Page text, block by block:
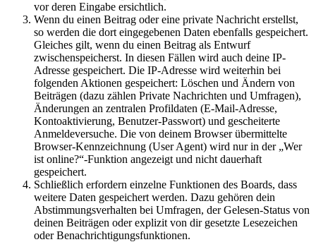
vor deren Eingabe ersichtlich.
Wenn du einen Beitrag oder eine private Nachricht erstellst,
so werden die dort eingegebenen Daten ebenfalls gespeichert.
Gleiches gilt, wenn du einen Beitrag als Entwurf
zwischenspeicherst. In diesen Fällen wird auch deine IP-
Adresse gespeichert. Die IP-Adresse wird weiterhin bei
folgenden Aktionen gespeichert: Löschen und Ändern von
Beiträgen (dazu zählen Private Nachrichten und Umfragen),
Änderungen an zentralen Profildaten (E-Mail-Adresse,
Kontoaktivierung, Benutzer-Passwort) und gescheiterte
Anmeldeversuche. Die von deinem Browser übermittelte
Browser-Kennzeichnung (User Agent) wird nur in der „Wer
ist online?“-Funktion angezeigt und nicht dauerhaft
gespeichert.
Schließlich erfordern einzelne Funktionen des Boards, dass
weitere Daten gespeichert werden. Dazu gehören dein
Abstimmungsverhalten bei Umfragen, der Gelesen-Status von
deinen Beiträgen oder explizit von dir gesetzte Lesezeichen
oder Benachrichtigungsfunktionen.